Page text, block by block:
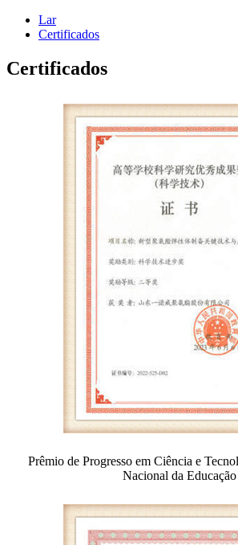
Lar
Certificados
Certificados
Prêmio de Progresso em Ciência e
Nacional da Educação